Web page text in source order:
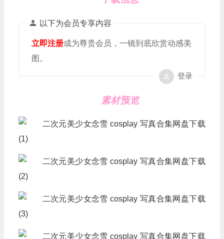
以下为会员专享内容
立即注册成为尊贵会员，一镜到底欣赏动感美
图。
登录
素材预览